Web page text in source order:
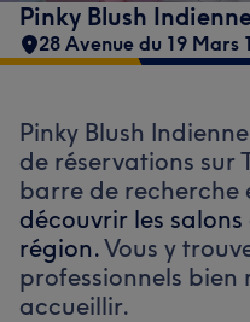
Pinky Blush
28 Avenue du 19 Mars
Pinky Blush
de réservations sur
barre de recherche
découvrir les
région.Vous y
professionnels bien
accueillir.